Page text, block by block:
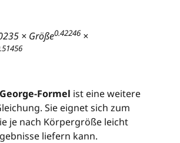
× Größe0.42246 ×
Formel ist eine weitere
Sie eignet sich zum
je nach Körpergröße leicht
liefern kann.